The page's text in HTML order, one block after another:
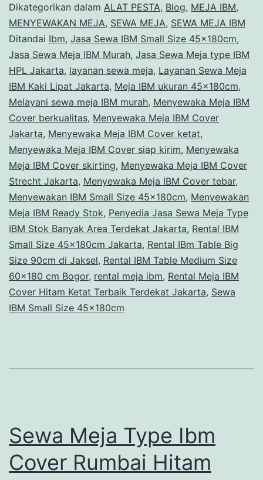
Dikategorikan dalam ALAT PESTA, Blog, MEJA IBM,
MENYEWAKAN MEJA, SEWA MEJA, SEWA MEJA IBM
Ditandai Ibm, Jasa Sewa IBM Small Size 45x180cm,
Jasa Sewa Meja IBM Murah, Jasa Sewa Meja type IBM
HPL Jakarta, layanan sewa meja, Layanan Sewa Meja
IBM Kaki Lipat Jakarta, Meja IBM ukuran 45x180cm,
Melayani sewa meja IBM murah, Menyewaka Meja IBM
Cover berkualitas, Menyewaka Meja IBM Cover
Jakarta, Menyewaka Meja IBM Cover ketat,
Menyewaka Meja IBM Cover siap kirim, Menyewaka
Meja IBM Cover skirting, Menyewaka Meja IBM Cover
Strecht Jakarta, Menyewaka Meja IBM Cover tebar,
Menyewakan IBM Small Size 45x180cm, Menyewakan
Meja IBM Ready Stok, Penyedia Jasa Sewa Meja Type
IBM Stok Banyak Area Terdekat Jakarta, Rental IBM
Small Size 45x180cm Jakarta, Rental IBm Table Big
Size 90cm di Jaksel, Rental IBM Table Medium Size
60x180 cm Bogor, rental meja ibm, Rental Meja IBM
Cover Hitam Ketat Terbaik Terdekat Jakarta, Sewa
IBM Small Size 45x180cm
Sewa Meja Type Ibm
Cover Rumbai Hitam